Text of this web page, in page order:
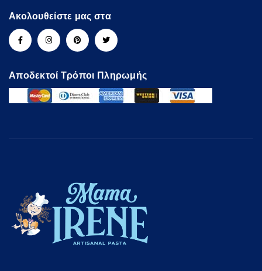
Ακολουθείστε μας στα
Αποδεκτοί Τρόποι Πληρωμής